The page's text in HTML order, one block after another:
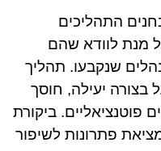
התהליכים
מנת לוודא שהם
שנקבעו. תהליך
בצורה יעילה, חוסך
פוטנציאליים. ביקורת
פתרונות לשיפור